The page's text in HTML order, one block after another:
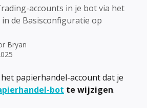
accounts in je bot via het
de Basisconfiguratie op
Bryan
papierhandel-account dat je
bot te wijzigen.